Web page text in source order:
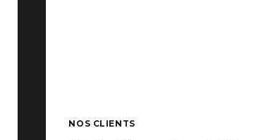
NOS CLIENTS